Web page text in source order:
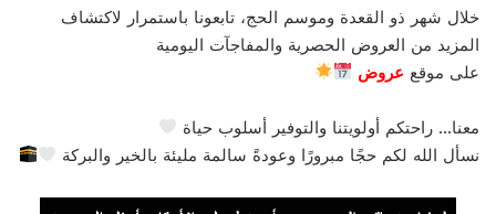
خلال شهر ذو القعدة وموسم الحج، تابعونا باستمرار لاكتشاف
المزيد من العروض الحصرية والمفاجآت اليومية
على موقع عروض
معنا… راحتكم أولويتنا والتوفير أسلوب حياة
نسأل الله لكم حجًا مبرورًا وعودةً سالمة مليئة بالخير والبركة